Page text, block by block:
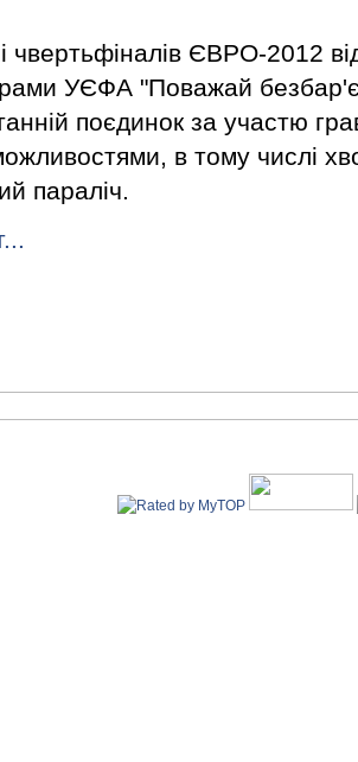
чвертьфіналів ЄВРО-2012
УЄФА "Поважай
поєдинок за участю
в тому числі
параліч.